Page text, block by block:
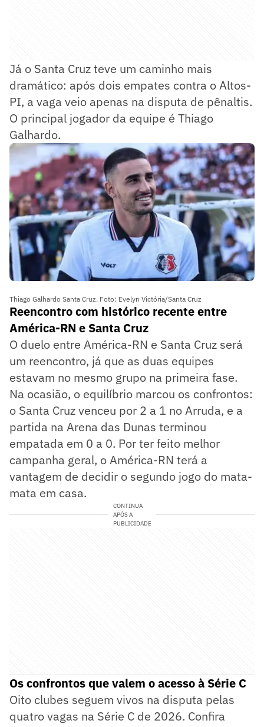
Já o Santa Cruz teve um caminho mais
dramático: após dois empates contra o Altos-
PI, a vaga veio apenas na disputa de pênaltis.
O principal jogador da equipe é Thiago
Galhardo.
Thiago Galhardo Santa Cruz. Foto: Evelyn Victória/Santa Cruz
Reencontro com histórico recente entre
América-RN e Santa Cruz
O duelo entre América-RN e Santa Cruz será
um reencontro, já que as duas equipes
estavam no mesmo grupo na primeira fase.
Na ocasião, o equilíbrio marcou os confrontos:
o Santa Cruz venceu por 2 a 1 no Arruda, e a
partida na Arena das Dunas terminou
empatada em 0 a 0. Por ter feito melhor
campanha geral, o América-RN terá a
vantagem de decidir o segundo jogo do mata-
mata em casa.
CONTINUA
APÓS A
PUBLICIDADE
Os confrontos que valem o acesso à Série C
Oito clubes seguem vivos na disputa pelas
quatro vagas na Série C de 2026. Confira